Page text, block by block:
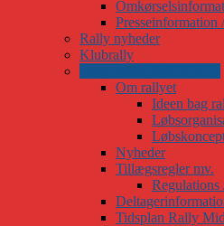
Presseinformation
Rally nyheder
Klubrally
Om rallyet
Ideen bag
Nyheder
Tillægsregler mv.
Regulations
Tidsplan Rally